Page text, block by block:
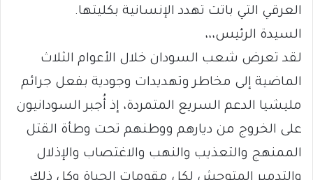
العرقي التي باتت تهدد الإنسانية بكليتها.
السيدة الرئيس،،،
لقد تعرض شعب السودان خلال الأعوام الثلاث
الماضية إلى مخاطر وتهديدات وجودية بفعل جرائم
مليشيا الدعم السريع المتمردة، إذ أُجبر السودانيون
على الخروج من ديارهم ووطنهم تحت وطأة القتل
الممنهج والتعذيب والنهب والاغتصاب والإذلال